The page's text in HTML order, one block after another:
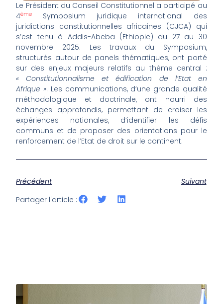
Le Président du Conseil Constitutionnel a participé au
4ème
Symposium juridique international des
juridictions constitutionnelles africaines (CJCA) qui
s’est tenu à Addis-Abeba (Ethiopie) du 27 au 30
novembre 2025. Les travaux du Symposium,
structurés autour de panels thématiques, ont porté
sur des enjeux majeurs relatifs au thème central :
« Constitutionnalisme et édification de l’Etat en
Afrique ». Les communications, d’une grande qualité
méthodologique et doctrinale, ont nourri des
échanges approfondis, permettant de croiser les
expériences nationales, d’identifier les défis
communs et de proposer des orientations pour le
renforcement de l’Etat de droit sur le continent.
Précédent
Suivant
Partager l'article :